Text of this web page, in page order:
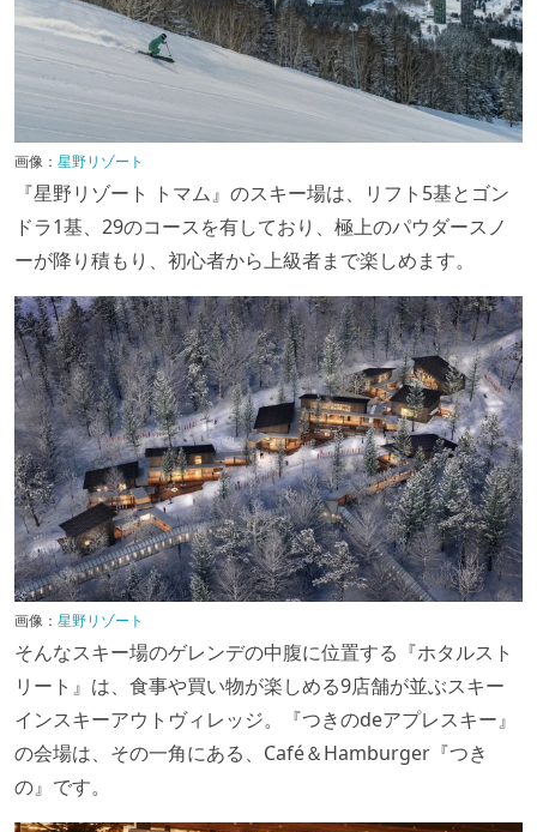
画像： 星野リゾート
『星野リゾート トマム』のスキー場は、リフト5基とゴン
ドラ1基、29のコースを有しており、極上のパウダースノ
ーが降り積もり、初心者から上級者まで楽しめます。
画像： 星野リゾート
そんなスキー場のゲレンデの中腹に位置する『ホタルスト
リート』は、食事や買い物が楽しめる9店舗が並ぶスキー
インスキーアウトヴィレッジ。『つきのdeアプレスキー』
の会場は、その一角にある、Café＆Hamburger『つき
の』です。